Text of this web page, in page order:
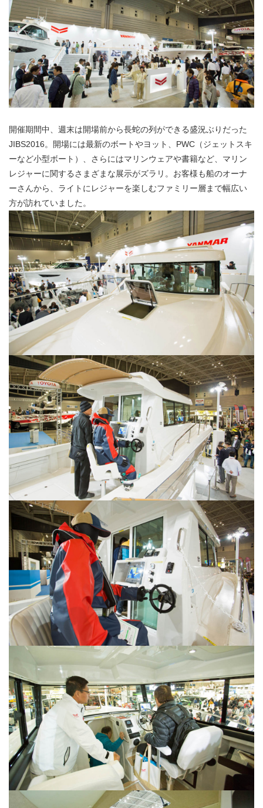
開催期間中、週末は開場前から長蛇の列ができる盛況ぶりだった
JIBS2016。開場には最新のボートやヨット、PWC（ジェットスキ
ーなど小型ボート）、さらにはマリンウェアや書籍など、マリン
レジャーに関するさまざまな展示がズラリ。お客様も船のオーナ
ーさんから、ライトにレジャーを楽しむファミリー層まで幅広い
方が訪れていました。